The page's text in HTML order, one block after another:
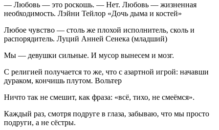
— Любовь — это роскошь. — Нет. Любовь — жизненная
необходимость. Лэйни Тейлор «Дочь дыма и костей»
Любое чувство — столь же плохой исполнитель, сколь и
распорядитель. Луций Анней Сенека (младший)
Мы — девушки сильные. И мусор вынесем и мозг.
С религией получается то же, что с азартной игрой: начавши
дураком, кончишь плутом. Вольтер
Ничто так не смешит, как фраза: «всё, тихо, не смеёмся».
Каждый раз, смотря подруге в глаза, забываю, что мы просто
подруги, а не сёстры.